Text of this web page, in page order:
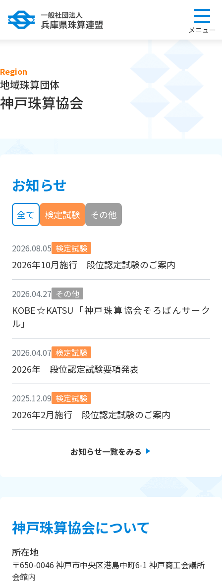
Region
地域珠算団体
神戸珠算協会
お知らせ
全て 検定試験 その他
2026.08.05 検定試験
2026年10月施行 段位認定試験のご案内
2026.04.27 その他
KOBE☆KATSU「神戸珠算協会そろばんサーク
ル」
2026.04.07 検定試験
2026年 段位認定試験要項発表
2025.12.09 検定試験
2026年2月施行 段位認定試験のご案内
お知らせ一覧をみる
神戸珠算協会について
所在地
〒650-0046 神戸市中央区港島中町6-1 神戸商工会議所
会館内